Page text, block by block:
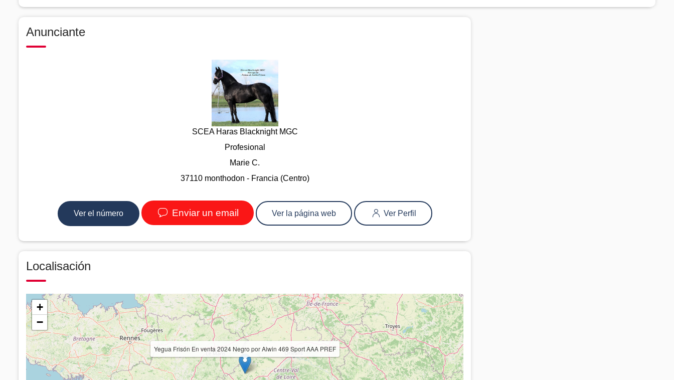
Anunciante
SCEA Haras Blacknight MGC
Profesional
Marie C.
37110 monthodon - Francia (Centro)
Ver el número Enviar un email Ver la página web Ver Perfil
Localisación
Yegua Frisón En venta 2024 Negro por Alwin 469 Sport AAA PREF
+
−